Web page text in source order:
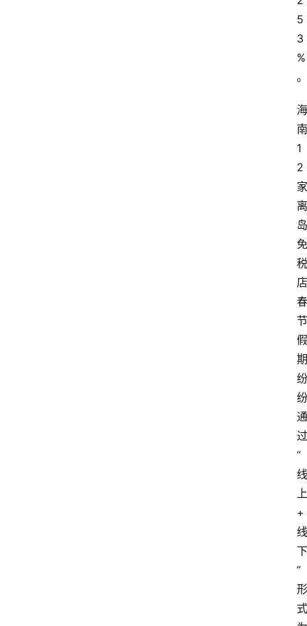
5
3
%
。
海
南
1
2
家
离
岛
免
税
店
春
节
假
期
纷
纷
通
过
“
线
上
+
线
下
”
形
式